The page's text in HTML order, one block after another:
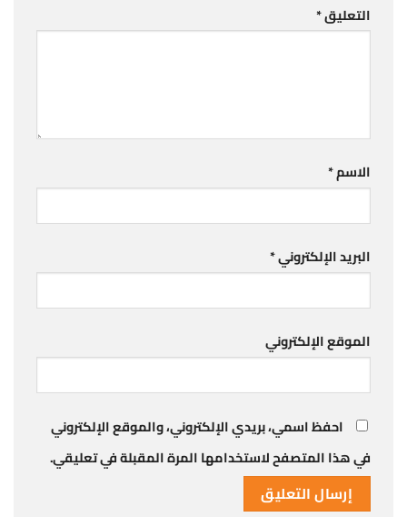
التعليق*
الاسم*
البريد الإلكتروني*
الموقع الإلكتروني
احفظ اسمي، بريدي الإلكتروني، والموقع الإلكتروني
في هذا المتصفح لاستخدامها المرة المقبلة في تعليقي.